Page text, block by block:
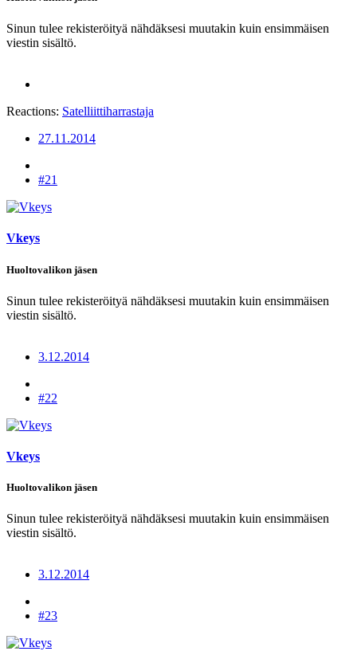
Sinun tulee rekisteröityä nähdäksesi muutakin kuin ensimmäisen
viestin sisältö.
Reactions: Satelliittiharrastaja
27.11.2014
#21
Vkeys
Huoltovalikon jäsen
Sinun tulee rekisteröityä nähdäksesi muutakin kuin ensimmäisen
viestin sisältö.
3.12.2014
#22
Vkeys
Huoltovalikon jäsen
Sinun tulee rekisteröityä nähdäksesi muutakin kuin ensimmäisen
viestin sisältö.
3.12.2014
#23